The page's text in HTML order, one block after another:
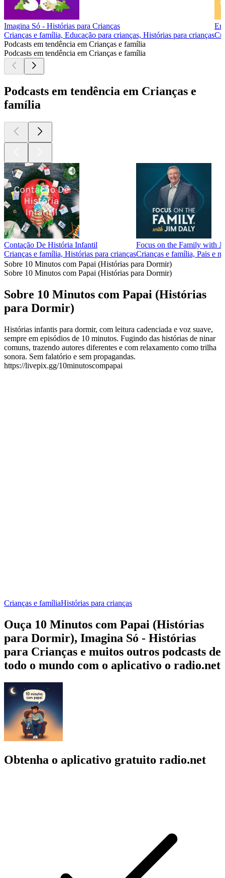
Imagina Só - Histórias para Crianças
Crianças e família, Educação para crianças, Histórias para crianças
Podcasts em tendência em Crianças e família
Podcasts em tendência em Crianças e família
Podcasts em tendência em Crianças e
família
Contação De História Infantil
Crianças e família, Histórias para crianças
Focus on the Family with
Crianças e família, Pais e
Sobre 10 Minutos com Papai (Histórias para Dormir)
Sobre 10 Minutos com Papai (Histórias para Dormir)
Sobre 10 Minutos com Papai (Histórias
para Dormir)
Histórias infantis para dormir, com leitura cadenciada e voz suave,
sempre em episódios de 10 minutos. Fugindo das histórias de ninar
comuns, trazendo autores diferentes e com relaxamento como trilha
sonora. Sem falatório e sem propagandas.
https://livepix.gg/10minutoscompapai
Crianças e famíliaHistórias para crianças
Ouça 10 Minutos com Papai (Histórias
para Dormir), Imagina Só - Histórias
para Crianças e muitos outros podcasts de
todo o mundo com o aplicativo o radio.net
Obtenha o aplicativo gratuito radio.net